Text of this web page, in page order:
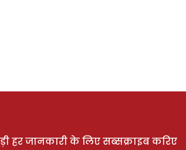
हर जानकारी के लिए सब्सक्राइब करिए